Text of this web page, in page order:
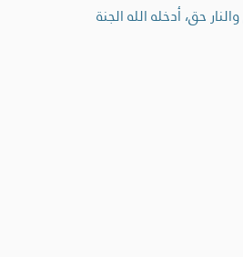
حق، أدخله الله الجنة